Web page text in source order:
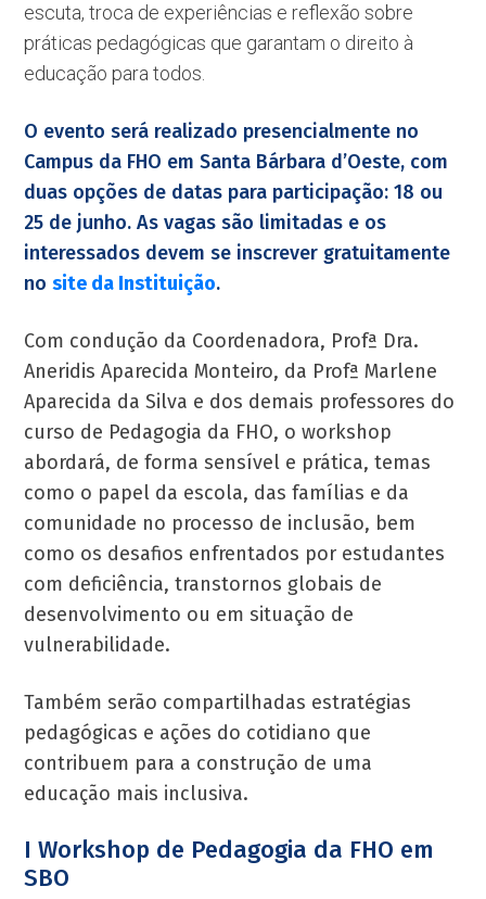
escuta, troca de experiências e reflexão sobre
práticas pedagógicas que garantam o direito à
educação para todos.
O evento será realizado presencialmente no
Campus da FHO em Santa Bárbara d’Oeste, com
duas opções de datas para participação: 18 ou
25 de junho. As vagas são limitadas e os
interessados devem se inscrever gratuitamente
nosite da Instituição.
Com condução da Coordenadora, Profª Dra.
Aneridis Aparecida Monteiro, da Profª Marlene
Aparecida da Silva e dos demais professores do
curso de Pedagogia da FHO, o workshop
abordará, de forma sensível e prática, temas
como o papel da escola, das famílias e da
comunidade no processo de inclusão, bem
como os desafios enfrentados por estudantes
com deficiência, transtornos globais de
desenvolvimento ou em situação de
vulnerabilidade.
Também serão compartilhadas estratégias
pedagógicas e ações do cotidiano que
contribuem para a construção de uma
educação mais inclusiva.
I Workshop de Pedagogia da FHO em
SBO